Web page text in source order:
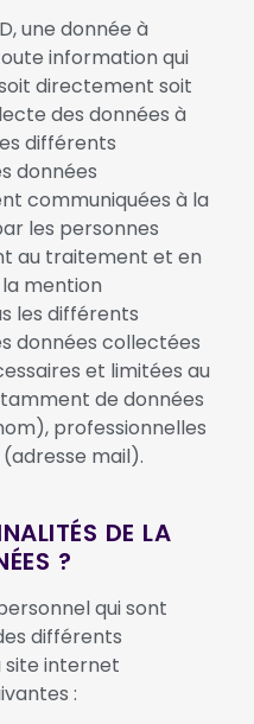
une donnée à
information qui
directement soit
des données à
différents
données
communiquées à la
les personnes
au traitement et en
mention
les différents
données collectées
et limitées au
de données
professionnelles
mail).
DE LA
?
qui sont
différents
site internet
: